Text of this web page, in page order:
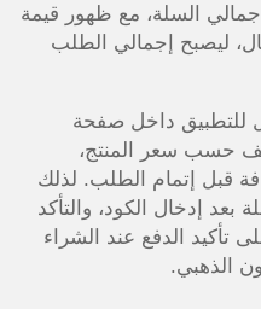
ريال من إجمالي السلة، مع ظهور قيمة
القيمة المضافة 32.09 ريال، ليصبح إجمالي الطلب
للتطبيق داخل صفحة
حسب سعر المنتج،
قبل إتمام الطلب. لذلك
إدخال الكود، والتأكد
الدفع عند الشراء
الذهبي.